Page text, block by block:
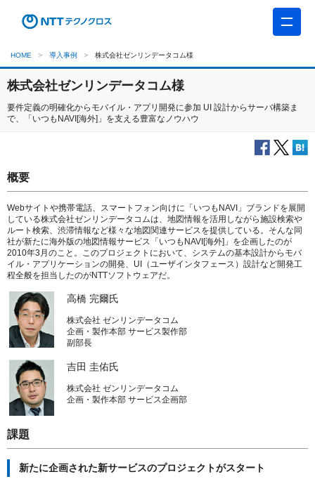
HOME 導入事例 株式会社ゼンリンデータコム様
株式会社ゼンリンデータコム様
要件定義の明確化からモバイル・アプリ開発に参加 UI 設計からサーバ構築ま
で、「いつもNAVI[海外]」を支える豊富なノウハウ
概要
Webサイトや携帯電話、スマートフォン向けに「いつもNAVI」ブランドを展開
している株式会社ゼンリンデータコムは、地図情報を活用しながら施設検索や
ルート検索、渋滞情報など様々な地図関連サービスを提供している。そんな同
社が新たに海外版の地図情報サービス「いつもNAVI[海外]」を企画したのが
2010年3月のこと。このプロジェクトにおいて、システムの基本設計からモバ
イル・アプリケーションの開発、UI（ユーザインタフェース）設計など開発工
程全般を担当したのがNTTソフトウェアだ。
高橋 完爾氏
株式会社 ゼンリンデータコム
企画・製作本部 サービス製作部
副部長
吉田 圭佑氏
株式会社 ゼンリンデータコム
企画・製作本部 サービス企画部
課題
新たに企画された新サービスのプロジェクトがスタート